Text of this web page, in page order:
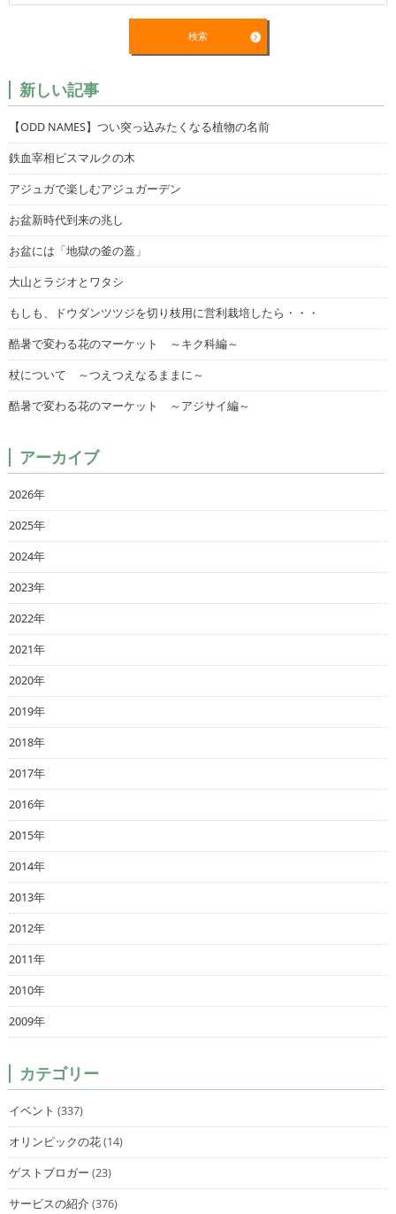
新しい記事
【ODD NAMES】つい突っ込みたくなる植物の名前
鉄血宰相ビスマルクの木
アジュガで楽しむアジュガーデン
お盆新時代到来の兆し
お盆には「地獄の釜の蓋」
大山とラジオとワタシ
もしも、ドウダンツツジを切り枝用に営利栽培したら・・・
酷暑で変わる花のマーケット ～キク科編～
杖について ～つえつえなるままに～
酷暑で変わる花のマーケット ～アジサイ編～
アーカイブ
2026年
2025年
2024年
2023年
2022年
2021年
2020年
2019年
2018年
2017年
2016年
2015年
2014年
2013年
2012年
2011年
2010年
2009年
カテゴリー
イベント (337)
オリンピックの花(14)
ゲストブロガー (23)
サービスの紹介(376)